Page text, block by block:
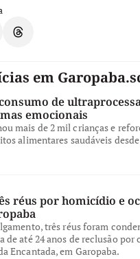
em
de
emocionais
mais de 2 mil crianças e
alimentares saudáveis
réus por homicídio e
três réus foram
de até 24 anos de reclusão por
Encantada, em Garopaba.